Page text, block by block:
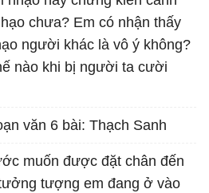
chưa? Em có nhận thấy
người khác là vô ý không?
nào khi bị người ta cười
văn 6 bài: Thạch Sanh
muốn được đặt chân đến
tượng em đang ở vào